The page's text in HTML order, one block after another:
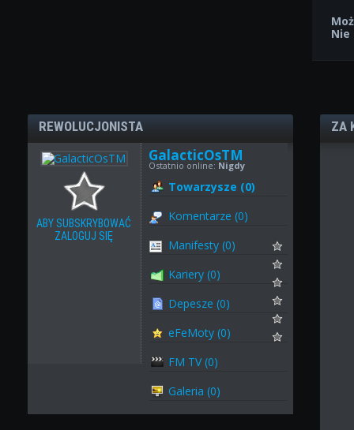
REWOLUCJONISTA
ABY SUBSKRYBOWAĆ
ZALOGUJ SIĘ
GalacticOsTM
Ostatnio online: Nigdy
Towarzysze (0)
Komentarze (0)
Manifesty (0)
Kariery (0)
Depesze (0)
eFeMoty (0)
FM TV (0)
Galeria (0)
ZA